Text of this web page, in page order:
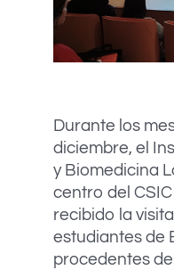
Durante los
diciembre, el
y Biomedicina
centro del
recibido la
estudiantes de
procedentes